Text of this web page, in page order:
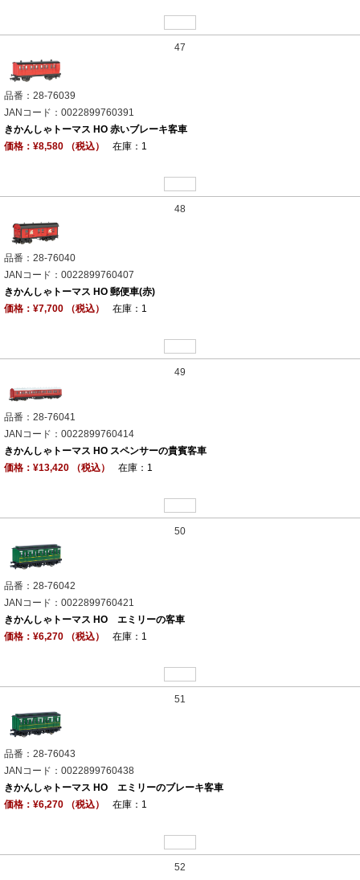
47
品番：28-76039
JANコード：0022899760391
きかんしゃトーマス HO 赤いブレーキ客車
価格：¥8,580 （税込）
在庫：1
48
品番：28-76040
JANコード：0022899760407
きかんしゃトーマス HO 郵便車(赤)
価格：¥7,700 （税込）
在庫：1
49
品番：28-76041
JANコード：0022899760414
きかんしゃトーマス HO スペンサーの貴賓客車
価格：¥13,420 （税込）
在庫：1
50
品番：28-76042
JANコード：0022899760421
きかんしゃトーマス HO エミリーの客車
価格：¥6,270 （税込）
在庫：1
51
品番：28-76043
JANコード：0022899760438
きかんしゃトーマス HO エミリーのブレーキ客車
価格：¥6,270 （税込）
在庫：1
52